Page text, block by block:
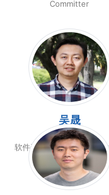
Committer
吴晟
华为
软件开发云分布式追踪技